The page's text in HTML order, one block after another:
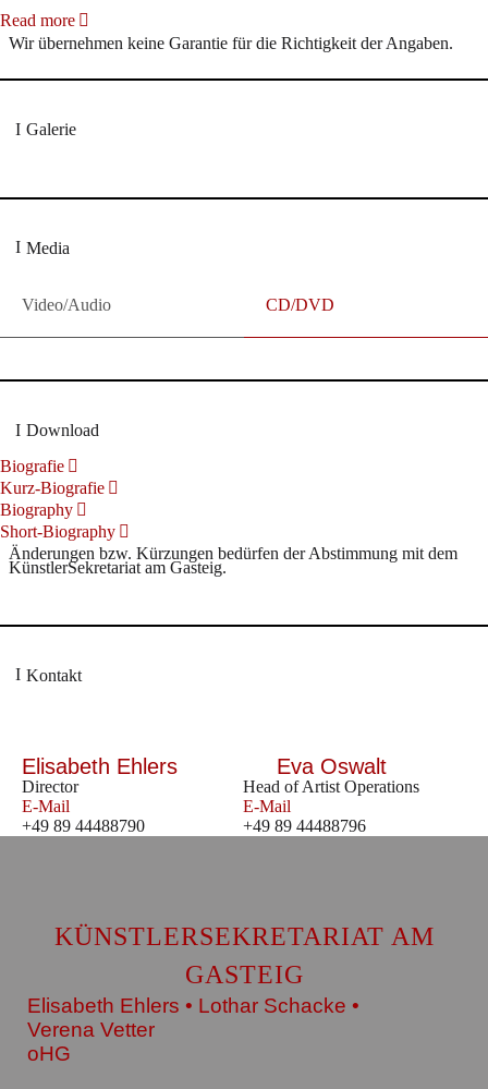
Read more
Wir übernehmen keine Garantie für die Richtigkeit der Angaben.
Galerie
Media
Video/Audio CD/DVD
Download
Biografie
Kurz-Biografie
Biography
Short-Biography
Änderungen bzw. Kürzungen bedürfen der Abstimmung mit dem
KünstlerSekretariat am Gasteig.
Kontakt
Elisabeth Ehlers
Director
E-Mail
+49 89 44488790
Eva Oswalt
Head of Artist Operations
E-Mail
+49 89 44488796
KÜNSTLERSEKRETARIAT AM
GASTEIG
Elisabeth Ehlers • Lothar Schacke •
Verena Vetter
oHG